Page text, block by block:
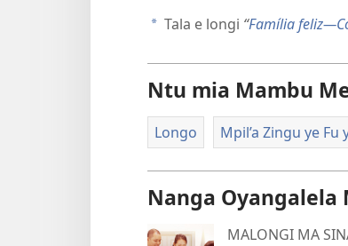
a Tala e longi “Família
Ntu mia Mambu
Longo Mpil’a Zingu ye Fu
Nanga Oyangalela
MALONGI MA